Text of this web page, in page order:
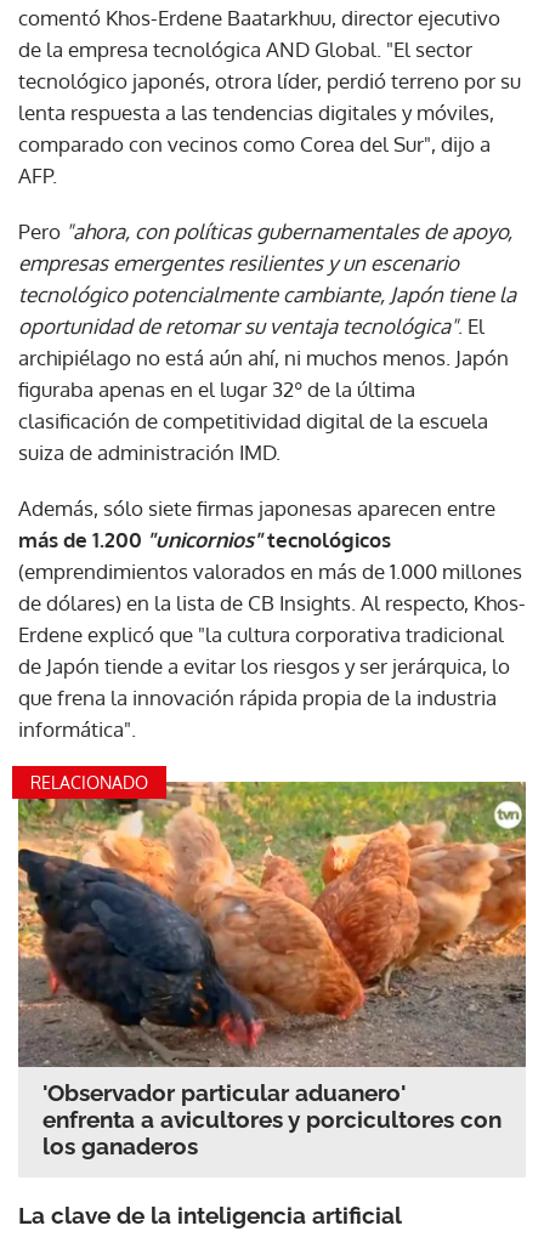
comentó Khos-Erdene Baatarkhuu, director ejecutivo
de la empresa tecnológica AND Global. "El sector
tecnológico japonés, otrora líder, perdió terreno por su
lenta respuesta a las tendencias digitales y móviles,
comparado con vecinos como Corea del Sur", dijo a
AFP.
Pero "ahora, con políticas gubernamentales de apoyo,
empresas emergentes resilientes y un escenario
tecnológico potencialmente cambiante, Japón tiene la
oportunidad de retomar su ventaja tecnológica". El
archipiélago no está aún ahí, ni muchos menos. Japón
figuraba apenas en el lugar 32º de la última
clasificación de competitividad digital de la escuela
suiza de administración IMD.
Además, sólo siete firmas japonesas aparecen entre
más de 1.200 "unicornios"tecnológicos
(emprendimientos valorados en más de 1.000 millones
de dólares) en la lista de CB Insights. Al respecto, Khos-
Erdene explicó que "la cultura corporativa tradicional
de Japón tiende a evitar los riesgos y ser jerárquica, lo
que frena la innovación rápida propia de la industria
informática".
RELACIONADO
'Observador particular aduanero'
enfrenta a avicultores y porcicultores con
los ganaderos
La clave de la inteligencia artificial